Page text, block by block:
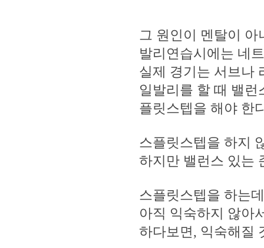
그 원인이 멘탈이
발리연습시에는 네
실제 경기는 서브나
일발리를 할 때 밸
플릿스텝을 해야 한
스플릿스텝을 하지
하지만 밸런스 있는
스플릿스텝을 하는
아직 익숙하지 않아
하다보면, 익숙해질